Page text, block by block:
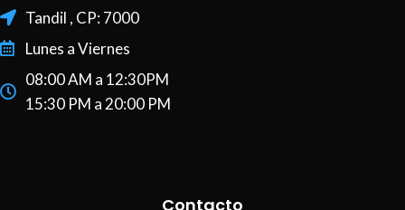
Tandil , CP: 7000
Lunes a Viernes
08:00 AM a 12:30PM
15:30 PM a 20:00 PM
Contacto